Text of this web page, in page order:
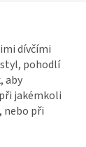
dívčími
pohodlí
aby
jakémkoli
nebo při